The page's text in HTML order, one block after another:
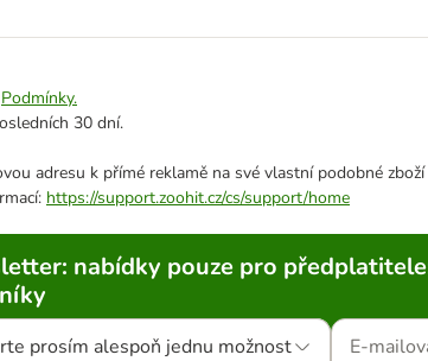
Podmínky.
30 dní.
adresu k přímé reklamě na své vlastní podobné
https://support.zoohit.cz/cs/support/home
nabídky pouze pro
prosím alespoň jednu možnost